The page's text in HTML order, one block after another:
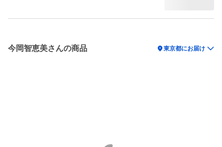
今岡智恵美さんの商品 location_on東京都にお届け